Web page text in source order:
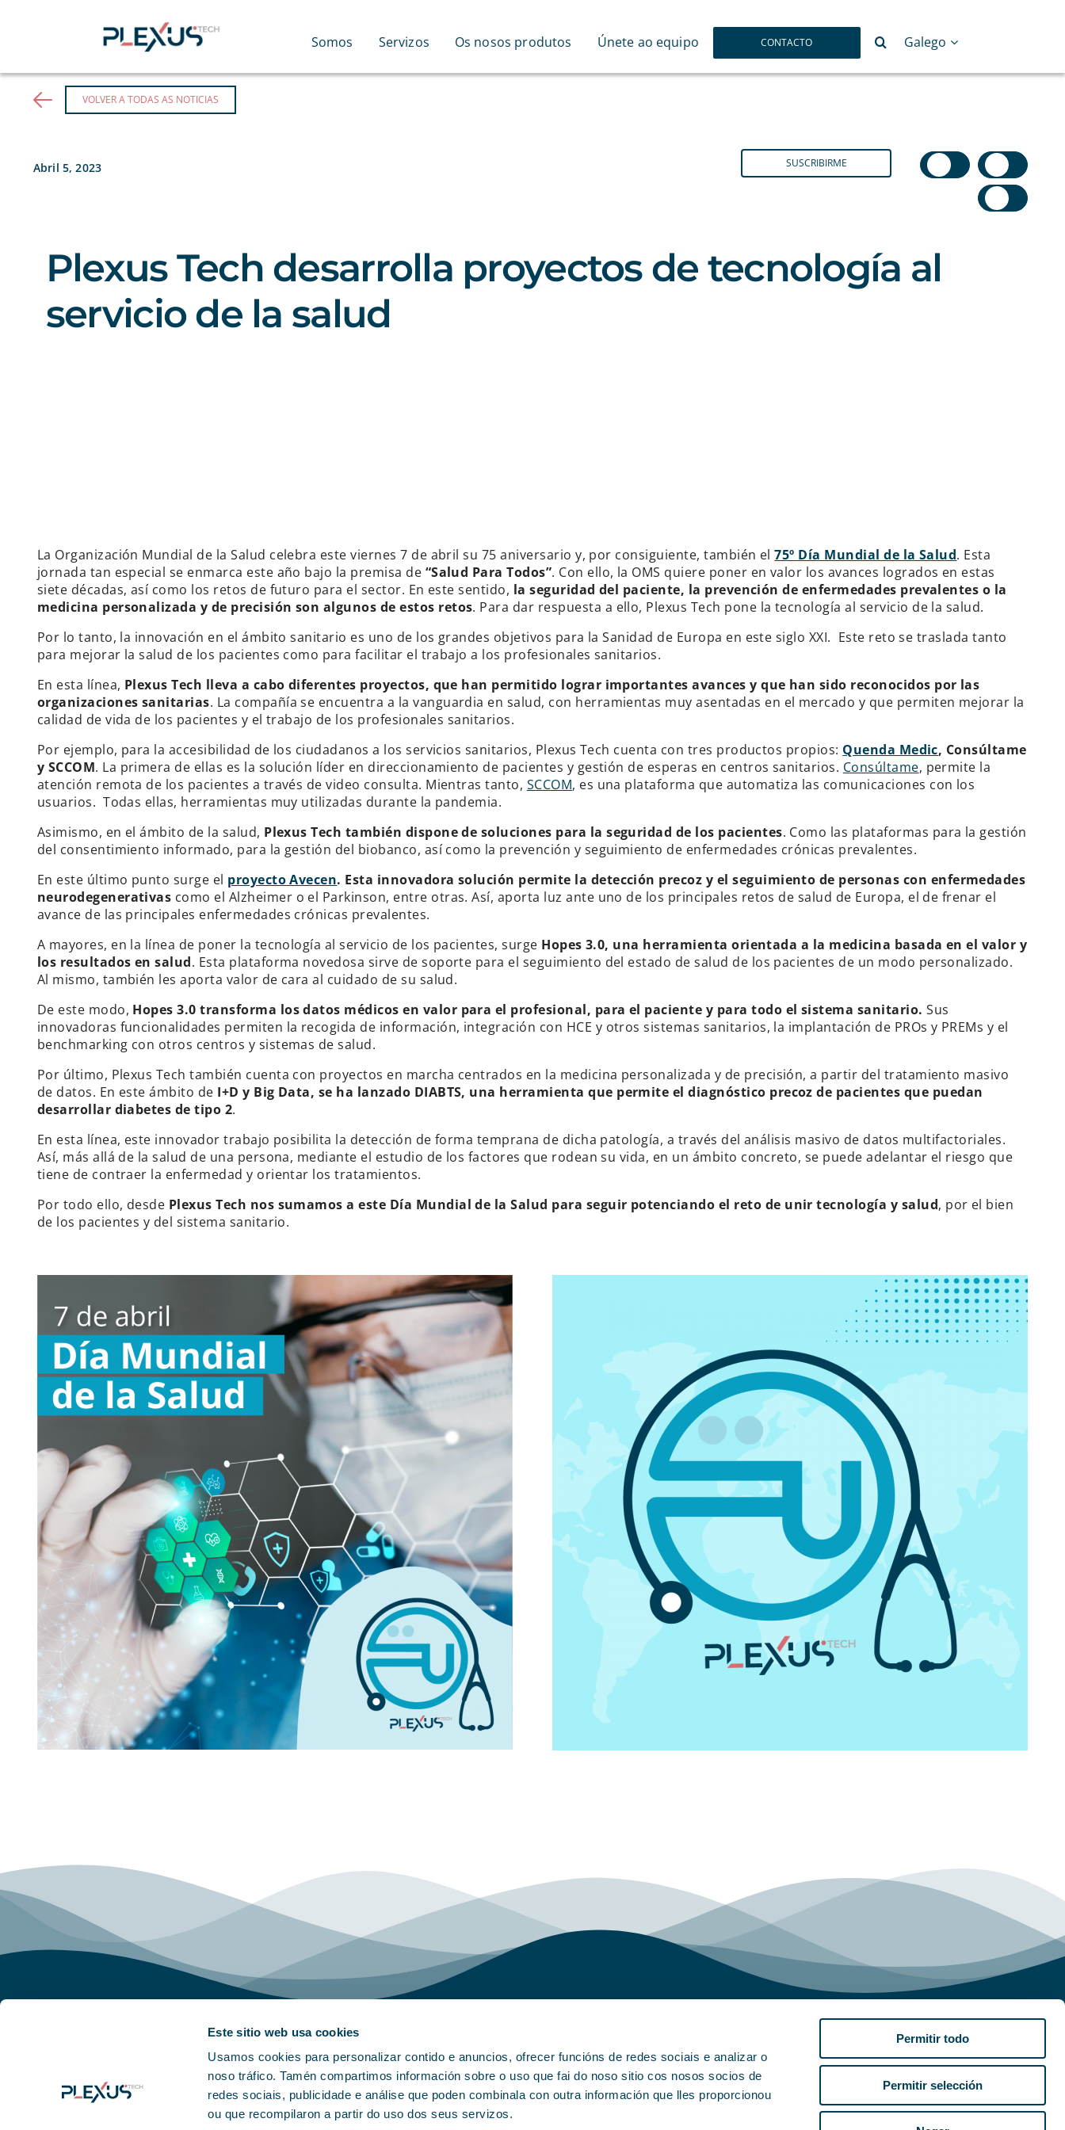
Este sitio web usa cookies
Usamos cookies para personalizar contido e anuncios, ofrecer funcións de redes sociais e analizar o
noso tráfico. Tamén compartimos información sobre o uso que fai do noso sitio cos nosos socios de
redes sociais, publicidade e análise que poden combinala con outra información que lles proporcionou
ou que recompilaron a partir do uso dos seus servizos.
Permitir todo
Permitir selección
Somos Servizos Os nosos produtos Únete ao equipo CONTACTO Search Galego
VOLVER A TODAS AS NOTICIAS
Abril 5, 2023 SUSCRIBIRME
Plexus Tech desarrolla proyectos de tecnología al
servicio de la salud
La Organización Mundial de la Salud celebra este viernes 7 de abril su 75 aniversario y, por consiguiente, también el75º Día Mundial de la Salud. Esta
jornada tan especial se enmarca este año bajo la premisa de “Salud Para Todos”. Con ello, la OMS quiere poner en valor los avances logrados en estas
siete décadas, así como los retos de futuro para el sector. En este sentido, la seguridad del paciente, la prevención de enfermedades prevalentes o la
medicina personalizada y de precisión son algunos de estos retos. Para dar respuesta a ello, Plexus Tech pone la tecnología al servicio de la salud.
Por lo tanto, la innovación en el ámbito sanitario es uno de los grandes objetivos para la Sanidad de Europa en este siglo XXI. Este reto se traslada tanto
para mejorar la salud de los pacientes como para facilitar el trabajo a los profesionales sanitarios.
En esta línea, Plexus Tech lleva a cabo diferentes proyectos, que han permitido lograr importantes avances y que han sido reconocidos por las
organizaciones sanitarias. La compañía se encuentra a la vanguardia en salud, con herramientas muy asentadas en el mercado y que permiten mejorar la
calidad de vida de los pacientes y el trabajo de los profesionales sanitarios.
Por ejemplo, para la accesibilidad de los ciudadanos a los servicios sanitarios, Plexus Tech cuenta con tres productos propios: Quenda Medic, Consúltame
y SCCOM. La primera de ellas es la solución líder en direccionamiento de pacientes y gestión de esperas en centros sanitarios. Consúltame, permite la
atención remota de los pacientes a través de video consulta. Mientras tanto, SCCOM, es una plataforma que automatiza las comunicaciones con los
usuarios. Todas ellas, herramientas muy utilizadas durante la pandemia.
Asimismo, en el ámbito de la salud, Plexus Tech también dispone de soluciones para la seguridad de los pacientes. Como las plataformas para la gestión
del consentimiento informado, para la gestión del biobanco, así como la prevención y seguimiento de enfermedades crónicas prevalentes.
En este último punto surge el proyecto Avecen. Esta innovadora solución permite la detección precoz y el seguimiento de personas con enfermedades
neurodegenerativas como el Alzheimer o el Parkinson, entre otras. Así, aporta luz ante uno de los principales retos de salud de Europa, el de frenar el
avance de las principales enfermedades crónicas prevalentes.
A mayores, en la línea de poner la tecnología al servicio de los pacientes, surge Hopes 3.0, una herramienta orientada a la medicina basada en el valor y
los resultados en salud. Esta plataforma novedosa sirve de soporte para el seguimiento del estado de salud de los pacientes de un modo personalizado.
Al mismo, también les aporta valor de cara al cuidado de su salud.
De este modo, Hopes 3.0 transforma los datos médicos en valor para el profesional, para el paciente y para todo el sistema sanitario. Sus
innovadoras funcionalidades permiten la recogida de información, integración con HCE y otros sistemas sanitarios, la implantación de PROs y PREMs y el
benchmarking con otros centros y sistemas de salud.
Por último, Plexus Tech también cuenta con proyectos en marcha centrados en la medicina personalizada y de precisión, a partir del tratamiento masivo
de datos. En este ámbito de I+D y Big Data, se ha lanzado DIABTS, una herramienta que permite el diagnóstico precoz de pacientes que puedan
desarrollar diabetes de tipo 2.
En esta línea, este innovador trabajo posibilita la detección de forma temprana de dicha patología, a través del análisis masivo de datos multifactoriales.
Así, más allá de la salud de una persona, mediante el estudio de los factores que rodean su vida, en un ámbito concreto, se puede adelantar el riesgo que
tiene de contraer la enfermedad y orientar los tratamientos.
Por todo ello, desde Plexus Tech nos sumamos a este Día Mundial de la Salud para seguir potenciando el reto de unir tecnología y salud, por el bien
de los pacientes y del sistema sanitario.
Novas Corporativo
Contacto
Política de Cookies
Aviso Legal Accesibilidad